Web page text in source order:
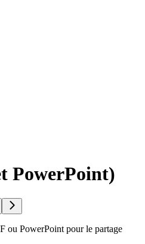
PowerPoint)
ou PowerPoint pour le partage